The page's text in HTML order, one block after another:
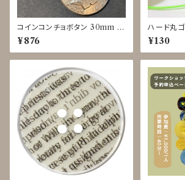
コインコンチョボタン 30mm J
DP-0017
¥876
ハード丸
ｍ単位で切
¥130